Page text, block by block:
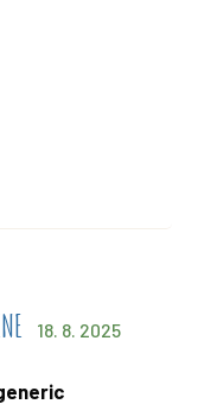
18. 8. 2025